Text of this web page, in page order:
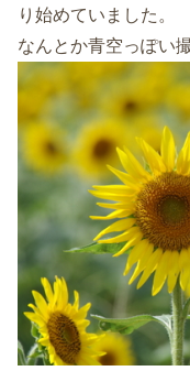
り始めていました。
なんとか青空っぽい